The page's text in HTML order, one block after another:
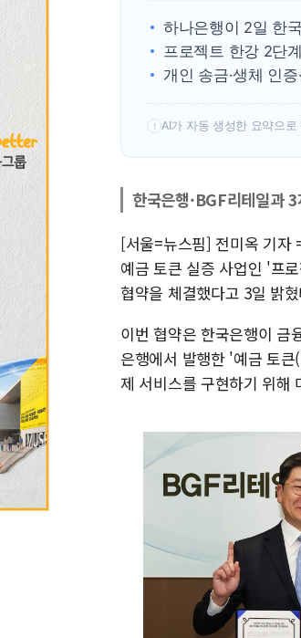
하나은행이 2일 한
프로젝트 한강 2단
개인 송금·생체 인
! AI가 자동 생성한 요약으
한국은행·BGF리테일과
[서울=뉴스핌] 전미옥 기자
예금 토큰 실증 사업인 '프
협약을 체결했다고 3일 밝
이번 협약은 한국은행이 금
은행에서 발행한 '예금 토
제 서비스를 구현하기 위해